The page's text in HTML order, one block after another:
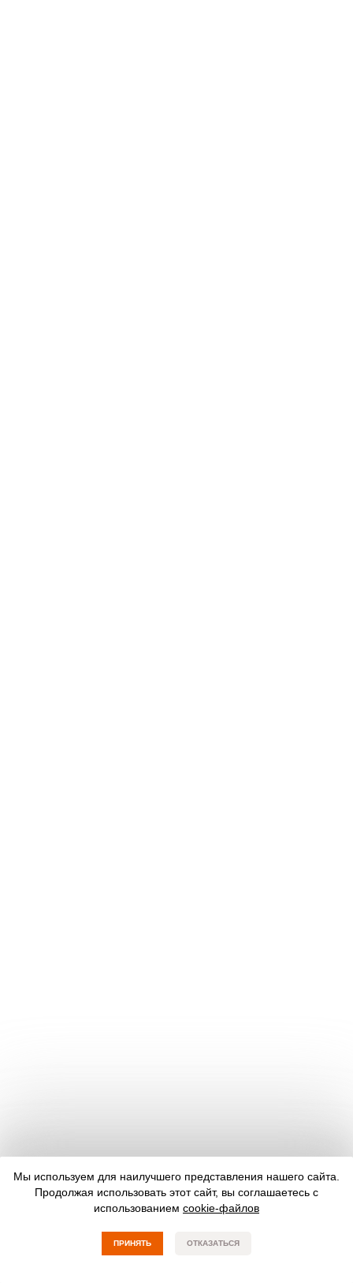
Мы используем для наилучшего представления нашего сайта.
Продолжая использовать этот сайт, вы соглашаетесь с
использованием cookie-файлов
ПРИНЯТЬ ОТКАЗАТЬСЯ